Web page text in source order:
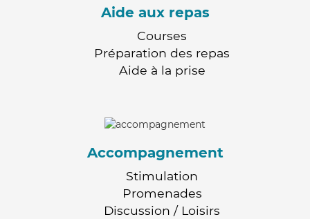
Aide aux repas
Courses
Préparation des repas
Aide à la prise
Accompagnement
Stimulation
Promenades
Discussion / Loisirs